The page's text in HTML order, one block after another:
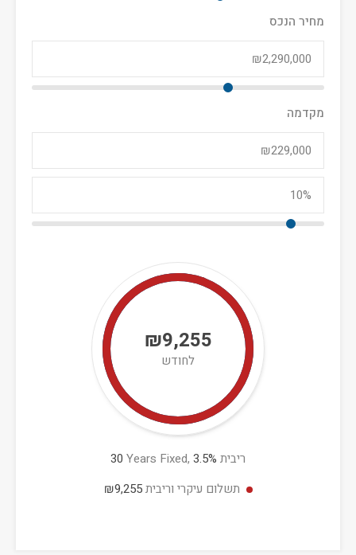
מחיר הנכס
מקדמה
₪9,255
לחודש
30 Years Fixed, 3.5% ריבית
תשלום עיקרי וריבית₪9,255